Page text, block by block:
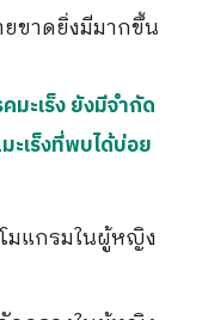
ยขาดยิ่งมีมากขึ้น
มะเร็ง ยังมีจำกัด
ะเร็งที่พบได้บ่อย
โมแกรมในผู้หญิง